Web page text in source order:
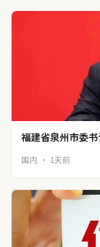
福建省泉州市委
国内 · 1天前